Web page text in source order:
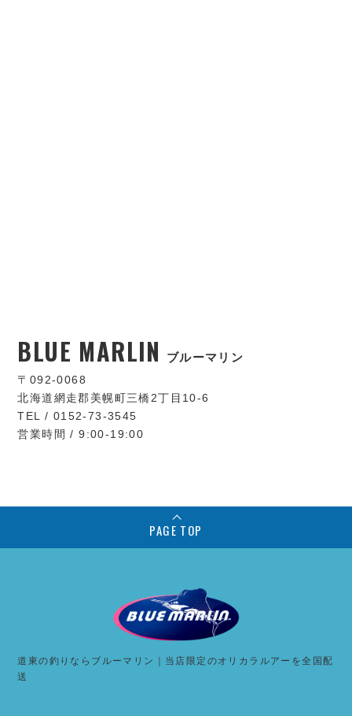
BLUE MARLIN ブルーマリン
〒092-0068
北海道網走郡美幌町三橋2丁目10-6
TEL / 0152-73-3545
営業時間 / 9:00-19:00
PAGE TOP
道東の釣りならブルーマリン｜当店限定のオリカラルアーを全国配
送